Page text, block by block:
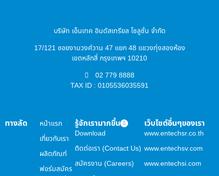
บริษัท เอ็นเทค อินดัสเทรียล โซลูชั่น จำกัด
17/121 ซอยงามวงศ์วาน 47 แยก 48 แขวงทุ่งสองห้อง
เขตหลักสี่ กรุงเทพฯ 10210
02 779 8888
TAX ID : 0105536035591
ทางลัด
หน้าแรก
เกี่ยวกับเรา
ผลิตภัณฑ์
ฟอร์มสมัคร
รู้จักเรามากขึ้น
Download
ติดต่อเรา (Contact Us)
สมัครงาน (Careers)
เว็บไซต์อื่นๆของเรา
www.entechsr.co.th
www.entechsv.com
www.entechsi.com